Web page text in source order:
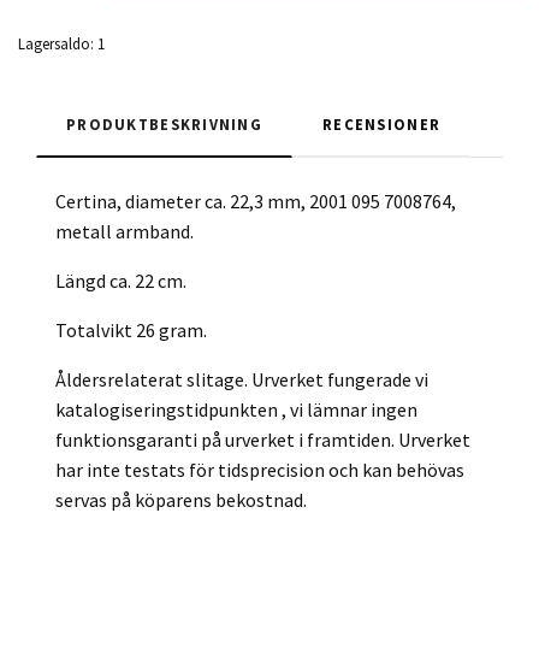
Lagersaldo: 1
PRODUKTBESKRIVNING RECENSIONER
Certina, diameter ca. 22,3 mm, 2001 095 7008764,
metall armband.
Längd ca. 22 cm.
Totalvikt 26 gram.
Åldersrelaterat slitage. Urverket fungerade vi
katalogiseringstidpunkten , vi lämnar ingen
funktionsgaranti på urverket i framtiden. Urverket
har inte testats för tidsprecision och kan behövas
servas på köparens bekostnad.